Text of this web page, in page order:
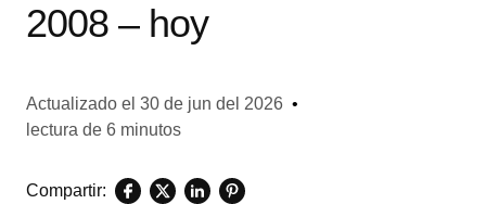
2008 – hoy
Actualizado el 30 de jun del 2026 •
lectura de 6 minutos
Compartir: